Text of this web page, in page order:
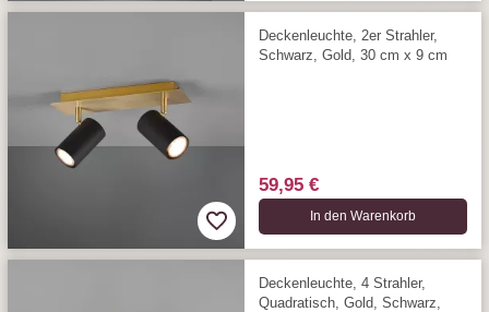
Deckenleuchte, 2er Strahler,
Schwarz, Gold, 30 cm x 9 cm
59,95 €
In den Warenkorb
Deckenleuchte, 4 Strahler,
Quadratisch, Gold, Schwarz,